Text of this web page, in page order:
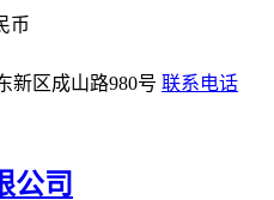
币
新区成山路980号 联系电话
公司